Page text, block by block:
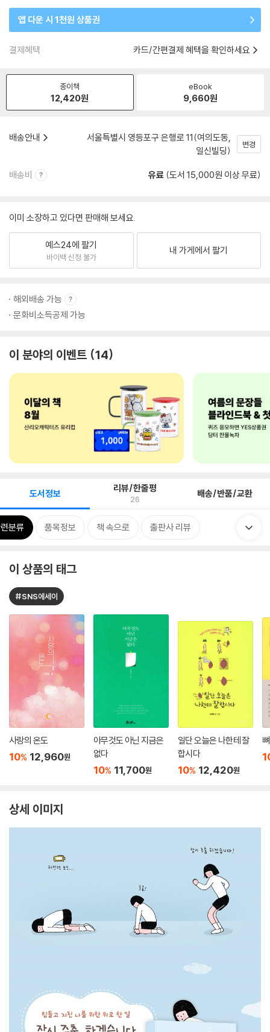
앱 다운 시 1천원 상품권
결제혜택 카드/간편결제 혜택을 확인하세요
종이책
12,420원
eBook
9,660원
배송안내
서울특별시 영등포구 은행로 11(여의도동,
일신빌딩)
변경
배송비 유료 (도서 15,000원 이상 무료)
이미 소장하고 있다면 판매해 보세요.
예스24에 팔기
바이백 신청 불가
내 가게에서 팔기
해외배송 가능
문화비소득공제 가능
이 분야의 이벤트 14
도서정보 리뷰/한줄평
26 배송/반품/교환
분류 품목정보 책 속으로 출판사 리뷰
이 상품의 태그
#SNS에세이
사랑의 온도
10% 12,960원
아무것도 아닌 지금은
없다
10% 11,700원
일단 오늘은 나한테 잘
합시다
10% 12,420원
상세 이미지